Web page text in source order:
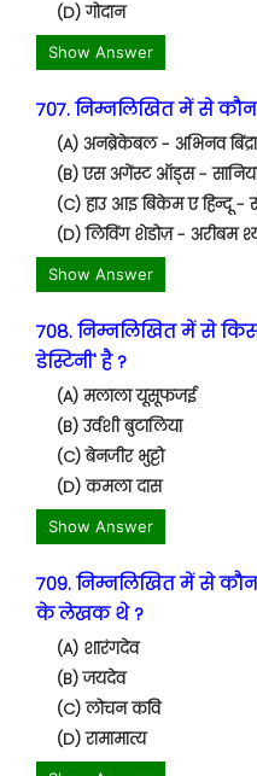
(D) गोदान
Show Answer
707. निम्नलिखित में से
(A) अनब्रेकेबल - अभिनव बिंद्रा
(B) एस अगेंस्ट ऑड्स - सानिया
(C) हाउ आइ बिकेम ए हिन्दू -
(D) लिविंग शेडोज़ - अरीबम
Show Answer
708. निम्नलिखित में से
डेस्टिनी' है ?
(A) मलाला यूसूफजई
(B) उर्वशी बुटालिया
(C) बेनजीर भुट्टो
(D) कमला दास
Show Answer
709. निम्नलिखित में से
के लेखक थे ?
(A) शारंगदेव
(B) जयदेव
(C) लोचन कवि
(D) रामामात्य